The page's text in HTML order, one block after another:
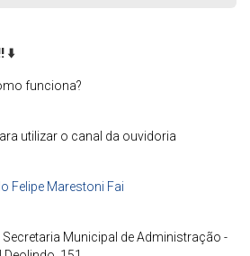
⬇️
funciona?
utilizar o canal da ouvidoria
Felipe Marestoni Fai
Secretaria Municipal de Administração -